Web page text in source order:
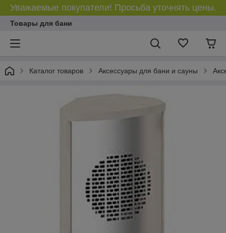
Уважаемые покупатели! Просьба уточнять цены.
Товары для бани
Каталог товаров Аксессуары для бани и сауны